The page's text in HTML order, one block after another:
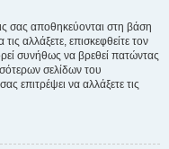
σας αποθηκεύονται στη βάση
αλλάξετε, επισκεφθείτε τον
συνήθως να βρεθεί πατώντας
σελίδων του
επιτρέψει να αλλάξετε τις